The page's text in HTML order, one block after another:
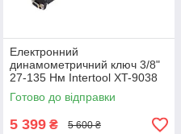
Електронний
динамометричний ключ 3/8"
27-135 Нм Intertool XT-9038
ключ для точного
затягування гайок ключі
гайкові
Готово до відправки
5 399 ₴ 5 600 ₴